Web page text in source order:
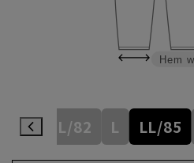
Hem
M L/82 L LL/85